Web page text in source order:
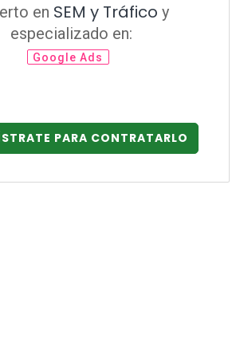
en SEM y Tráfico y
especializado en:
Google Ads
PARA CONTRATARLO